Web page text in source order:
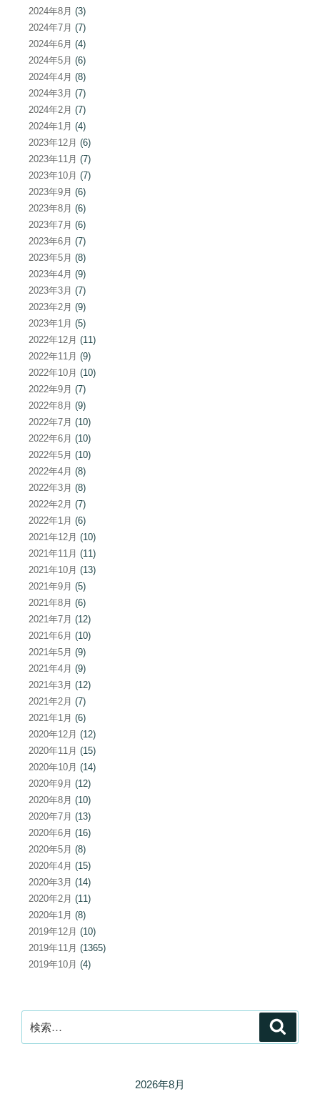
2024年8月 (3)
2024年7月 (7)
2024年6月 (4)
2024年5月 (6)
2024年4月 (8)
2024年3月 (7)
2024年2月 (7)
2024年1月 (4)
2023年12月 (6)
2023年11月 (7)
2023年10月 (7)
2023年9月 (6)
2023年8月 (6)
2023年7月 (6)
2023年6月 (7)
2023年5月 (8)
2023年4月 (9)
2023年3月 (7)
2023年2月 (9)
2023年1月 (5)
2022年12月 (11)
2022年11月 (9)
2022年10月 (10)
2022年9月 (7)
2022年8月 (9)
2022年7月 (10)
2022年6月 (10)
2022年5月 (10)
2022年4月 (8)
2022年3月 (8)
2022年2月 (7)
2022年1月 (6)
2021年12月 (10)
2021年11月 (11)
2021年10月 (13)
2021年9月 (5)
2021年8月 (6)
2021年7月 (12)
2021年6月 (10)
2021年5月 (9)
2021年4月 (9)
2021年3月 (12)
2021年2月 (7)
2021年1月 (6)
2020年12月 (12)
2020年11月 (15)
2020年10月 (14)
2020年9月 (12)
2020年8月 (10)
2020年7月 (13)
2020年6月 (16)
2020年5月 (8)
2020年4月 (15)
2020年3月 (14)
2020年2月 (11)
2020年1月 (8)
2019年12月 (10)
2019年11月 (1365)
2019年10月 (4)
索:
2026年8月